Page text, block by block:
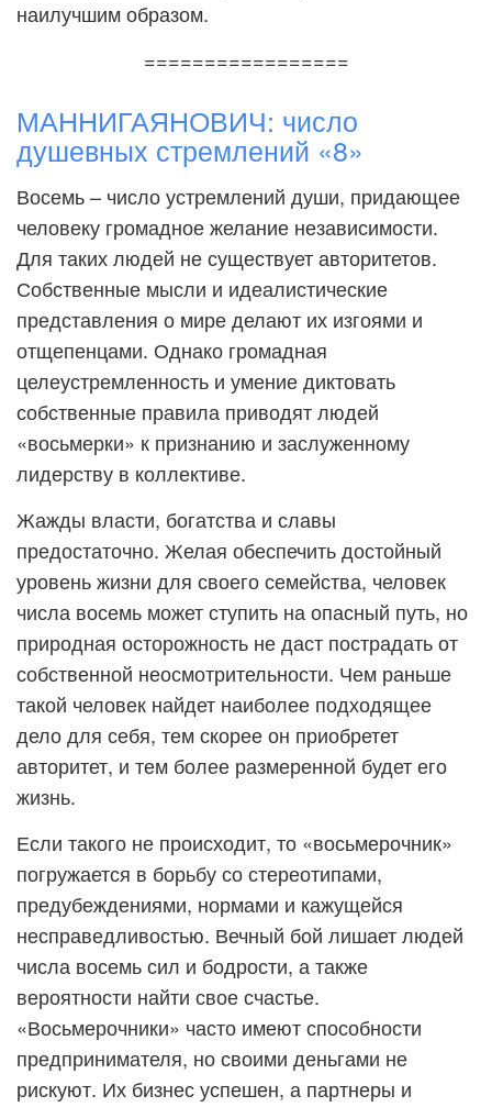
наилучшим образом.
=================
МАННИГАЯНОВИЧ: число
душевных стремлений «8»
Восемь – число устремлений души, придающее
человеку громадное желание независимости.
Для таких людей не существует авторитетов.
Собственные мысли и идеалистические
представления о мире делают их изгоями и
отщепенцами. Однако громадная
целеустремленность и умение диктовать
собственные правила приводят людей
«восьмерки» к признанию и заслуженному
лидерству в коллективе.
Жажды власти, богатства и славы
предостаточно. Желая обеспечить достойный
уровень жизни для своего семейства, человек
числа восемь может ступить на опасный путь, но
природная осторожность не даст пострадать от
собственной неосмотрительности. Чем раньше
такой человек найдет наиболее подходящее
дело для себя, тем скорее он приобретет
авторитет, и тем более размеренной будет его
жизнь.
Если такого не происходит, то «восьмерочник»
погружается в борьбу со стереотипами,
предубеждениями, нормами и кажущейся
несправедливостью. Вечный бой лишает людей
числа восемь сил и бодрости, а также
вероятности найти свое счастье.
«Восьмерочники» часто имеют способности
предпринимателя, но своими деньгами не
рискуют. Их бизнес успешен, а партнеры и